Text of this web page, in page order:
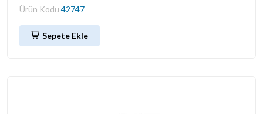
Ürün Kodu 42747
Sepete Ekle